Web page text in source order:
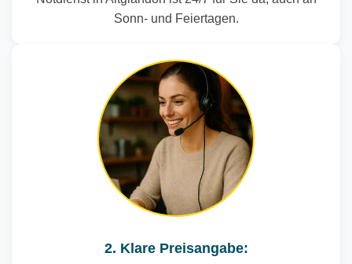
Sonn- und Feiertagen.
2. Klare Preisangabe: